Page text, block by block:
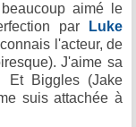
aimé le
par Luke
l'acteur, de
J'aime sa
Et Biggles (Jake
suis attachée à